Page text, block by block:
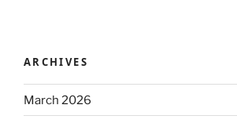
ARCHIVES
March 2026